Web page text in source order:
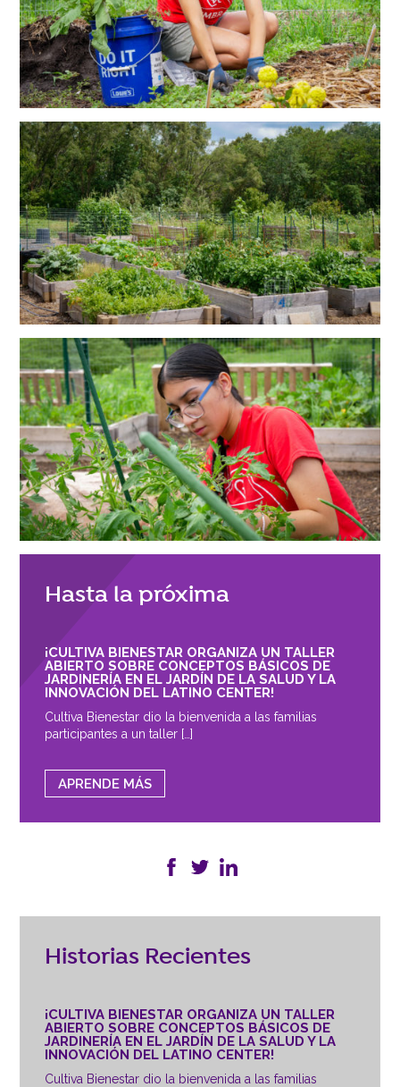
Hasta la próxima
¡CULTIVA BIENESTAR ORGANIZA UN TALLER
ABIERTO SOBRE CONCEPTOS BÁSICOS DE
JARDINERÍA EN EL JARDÍN DE LA SALUD Y LA
INNOVACIÓN DEL LATINO CENTER!
Cultiva Bienestar dio la bienvenida a las familias
participantes a un taller […]
APRENDE MÁS
Historias Recientes
¡CULTIVA BIENESTAR ORGANIZA UN TALLER
ABIERTO SOBRE CONCEPTOS BÁSICOS DE
JARDINERÍA EN EL JARDÍN DE LA SALUD Y LA
INNOVACIÓN DEL LATINO CENTER!
Cultiva Bienestar dio la bienvenida a las familias